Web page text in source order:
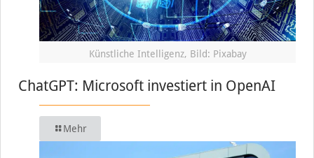
Künstliche Intelligenz, Bild: Pixabay
ChatGPT: Microsoft investiert in OpenAI
Mehr